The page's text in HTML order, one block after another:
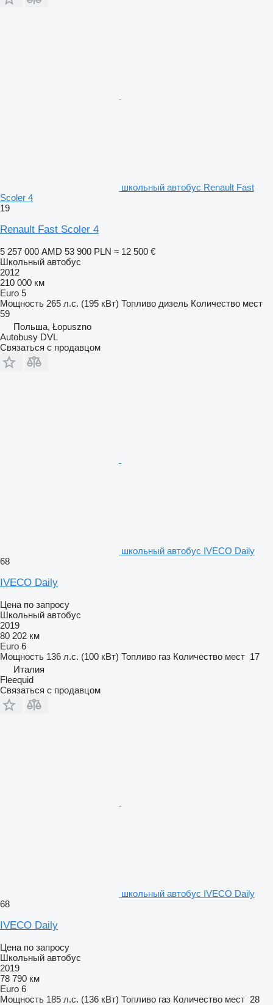
школьный автобус Renault Fast
Scoler 4
19
Renault Fast Scoler 4
5 257 000 AMD 53 900 PLN ≈ 12 500 €
Школьный автобус
2012
210 000 км
Euro 5
Мощность 265 л.с. (195 кВт) Топливо дизель Количество мест
59
Польша, Łopuszno
Autobusy DVL
Связаться с продавцом
школьный автобус IVECO Daily
68
IVECO Daily
Цена по запросу
Школьный автобус
2019
80 202 км
Euro 6
Мощность 136 л.с. (100 кВт) Топливо газ Количество мест 17
Италия
Fleequid
Связаться с продавцом
школьный автобус IVECO Daily
68
IVECO Daily
Цена по запросу
Школьный автобус
2019
78 790 км
Euro 6
Мощность 185 л.с. (136 кВт) Топливо газ Количество мест 28